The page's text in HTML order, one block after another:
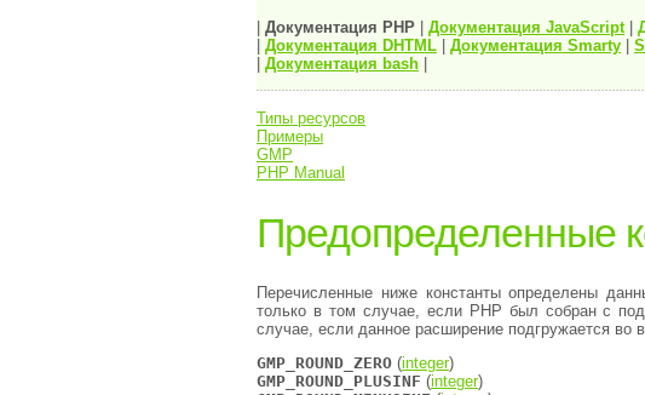
Документация PHP Документация JavaScript|
Документация DHTML Документация Smarty
Документация bash
Типы ресурсов
Примеры
GMP
PHP Manual
Предопределенные
Перечисленные ниже константы определены
только в том случае, если PHP был собран с
случае, если данное расширение подгружается во
GMP_ROUND_ZERO (integer)
GMP_ROUND_PLUSINF (integer)